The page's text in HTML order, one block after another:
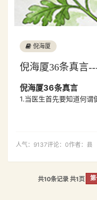
倪海厦
倪海厦36条真言
倪海厦36条真言
1.当医生首先要知道何谓
开方以《伤寒杂病论》
人气：9137评论：0作者：县
共10条记录 共1页